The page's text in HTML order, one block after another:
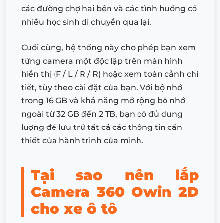
các đường chợ hai bên và các tình huống có
nhiều học sinh di chuyển qua lại.
Cuối cùng, hệ thống này cho phép bạn xem
từng camera một độc lập trên màn hình
hiển thị (F / L / R / R) hoặc xem toàn cảnh chi
tiết, tùy theo cài đặt của bạn. Với bộ nhớ
trong 16 GB và khả năng mở rộng bộ nhớ
ngoài từ 32 GB đến 2 TB, bạn có đủ dung
lượng để lưu trữ tất cả các thông tin cần
thiết của hành trình của mình.
Tại sao nên lắp
Camera 360 Owin 2D
cho xe ô tô